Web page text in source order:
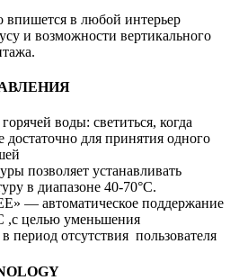
впишется в любой интерьер
и возможности вертикального
воды: светиться, когда
достаточно для принятия одного
позволяет устанавливать
в диапазоне 40-70°C.
— автоматическое поддержание
,с целью уменьшения
период отсутствия пользователя